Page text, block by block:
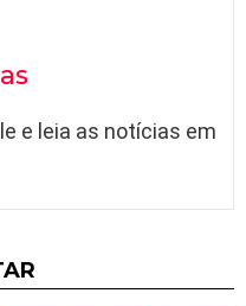
e leia as notícias em